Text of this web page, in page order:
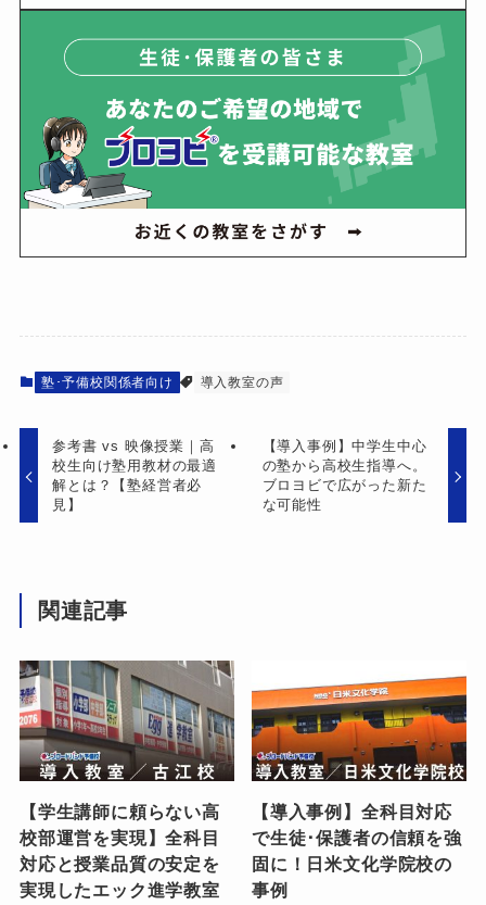
塾･予備校関係者向け 導入教室の声
参考書 vs 映像授業｜高
校生向け塾用教材の最適
解とは？【塾経営者必
見】
【導入事例】中学生中心
の塾から高校生指導へ。
ブロヨビで広がった新た
な可能性
関連記事
【学生講師に頼らない高
校部運営を実現】全科目
対応と授業品質の安定を
実現したエック進学教室
【導入事例】全科目対応
で生徒･保護者の信頼を強
固に！日米文化学院校の
事例